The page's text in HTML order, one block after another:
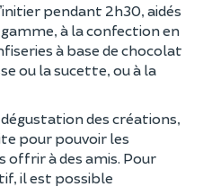
pendant 2h30, aidés
à la confection en
à base de chocolat
ou la sucette, ou à la
des créations,
pour pouvoir les
offrir à des amis. Pour
il est possible